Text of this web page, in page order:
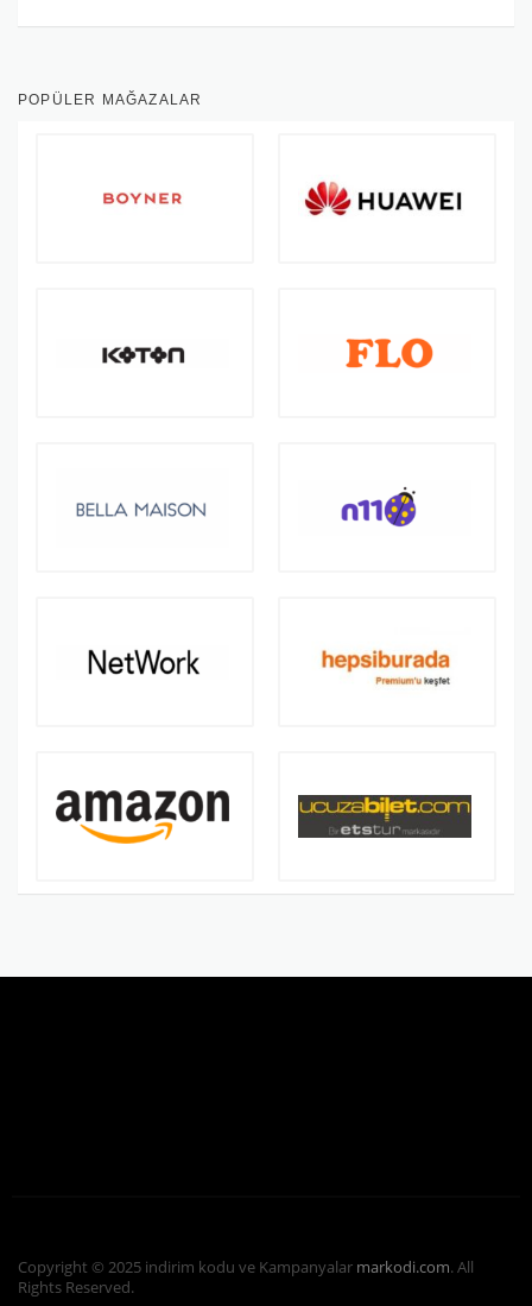
POPÜLER MAĞAZALAR
Copyright © 2025 indirim kodu ve Kampanyalar markodi.com. All
Rights Reserved.